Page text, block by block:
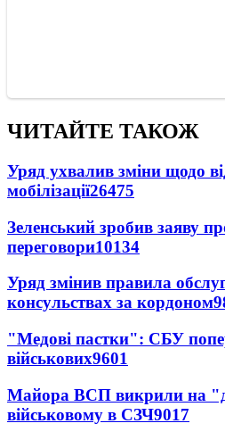
ЧИТАЙТЕ ТАКОЖ
Уряд ухвалив зміни щодо
мобілізації26475
Зеленський зробив заяву
переговори10134
Уряд змінив правила
консульствах за кордоном
"Медові пастки": СБУ
військових9601
Майора ВСП викрили на
військовому в СЗЧ9017